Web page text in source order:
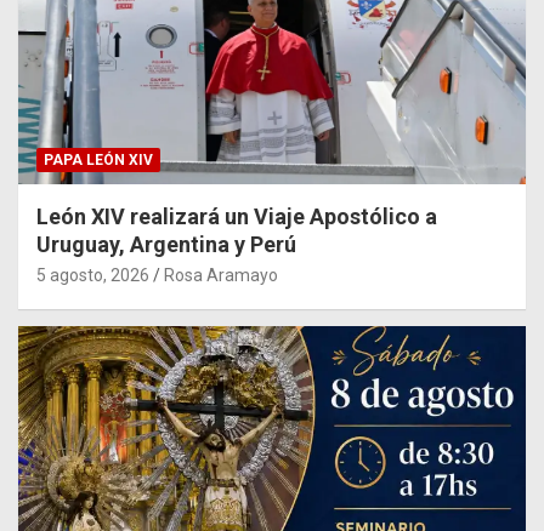
PAPA LEÓN XIV
León XIV realizará un Viaje Apostólico a
Uruguay, Argentina y Perú
5 agosto, 2026 Rosa Aramayo